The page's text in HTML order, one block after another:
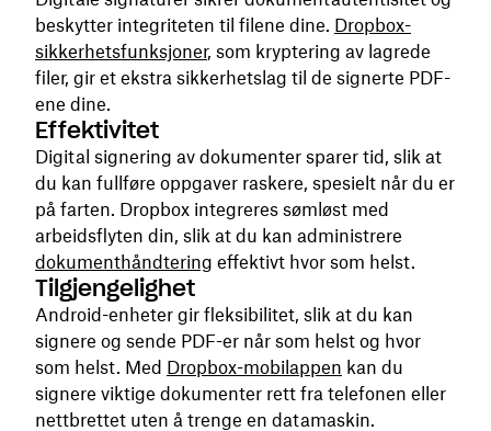
beskytter integriteten til filene dine. Dropbox-
sikkerhetsfunksjoner, som kryptering av lagrede
filer, gir et ekstra sikkerhetslag til de signerte PDF-
ene dine.
Effektivitet
Digital signering av dokumenter sparer tid, slik at
du kan fullføre oppgaver raskere, spesielt når du er
på farten. Dropbox integreres sømløst med
arbeidsflyten din, slik at du kan administrere
dokumenthåndtering effektivt hvor som helst.
Tilgjengelighet
Android-enheter gir fleksibilitet, slik at du kan
signere og sende PDF-er når som helst og hvor
som helst. Med Dropbox-mobilappen kan du
signere viktige dokumenter rett fra telefonen eller
nettbrettet uten å trenge en datamaskin.